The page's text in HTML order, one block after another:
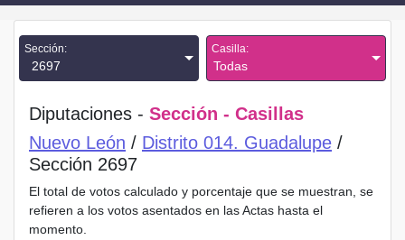
Sección:
2697
Casilla:
Todas
Diputaciones - Sección - Casillas
Nuevo León / Distrito 014. Guadalupe /
Sección 2697
El total de votos calculado y porcentaje que se muestran, se
refieren a los votos asentados en las Actas hasta el
momento.